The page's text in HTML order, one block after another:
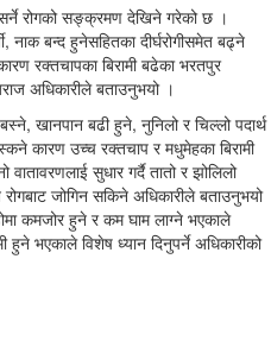
रोगको सङ्क्रमण देखिने गरेको छ ।
नाक बन्द हुनेसहितका दीर्घरोगीसमेत बढ्ने
रक्तचापका बिरामी बढेका भरतपुर
अधिकारीले बताउनुभयो ।
खानपान बढी हुने, नुनिलो र चिल्लो पदार्थ
कारण उच्च रक्तचाप र मधुमेहका बिरामी
सुधार गर्दै तातो र झोलिलो
रोगबाट जोगिन सकिने अधिकारीले बताउनुभयो
कमजोर हुने र कम घाम लाग्ने भएकाले
हुने भएकाले विशेष ध्यान दिनुपर्ने अधिकारीको